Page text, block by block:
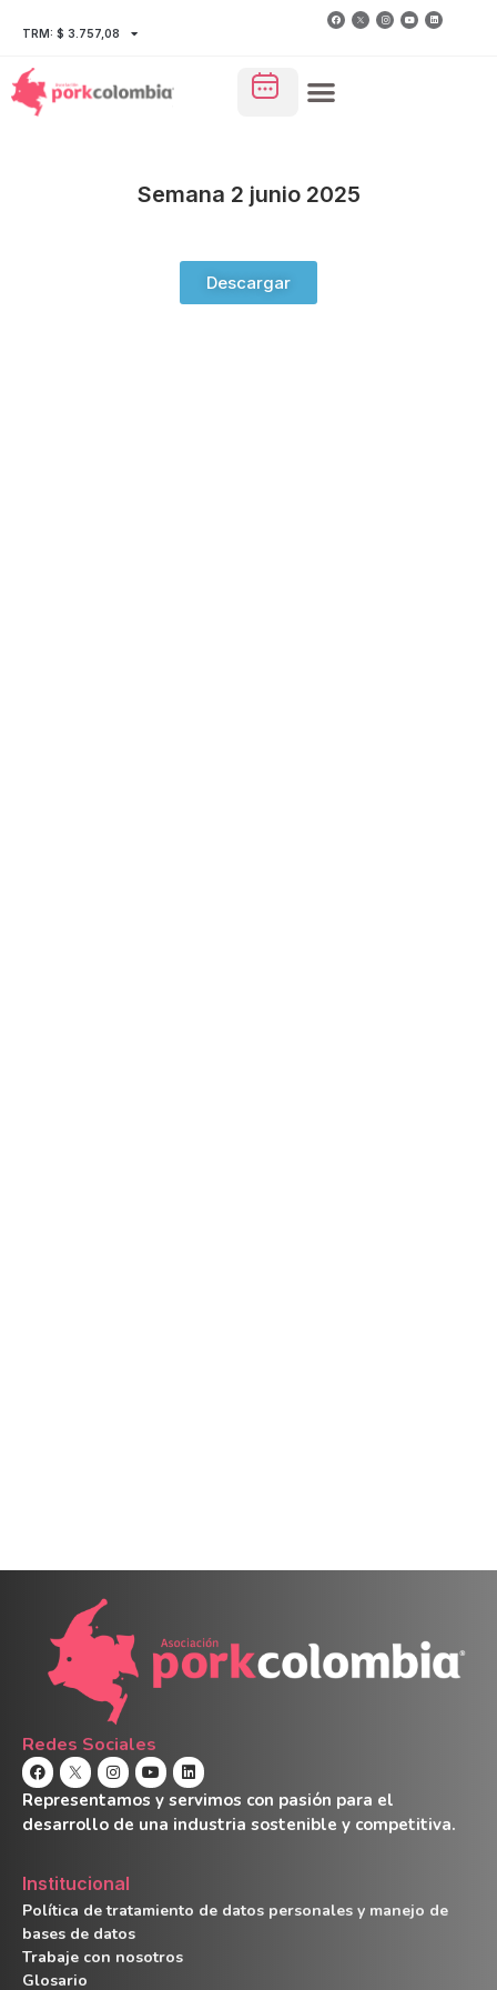
TRM: $ 3.757,08
Semana 2 junio 2025
Descargar
Redes Sociales
Representamos y servimos con pasión para el
desarrollo de una industria sostenible y competitiva.
Institucional
Política de tratamiento de datos personales y manejo de
bases de datos
Trabaje con nosotros
Glosario